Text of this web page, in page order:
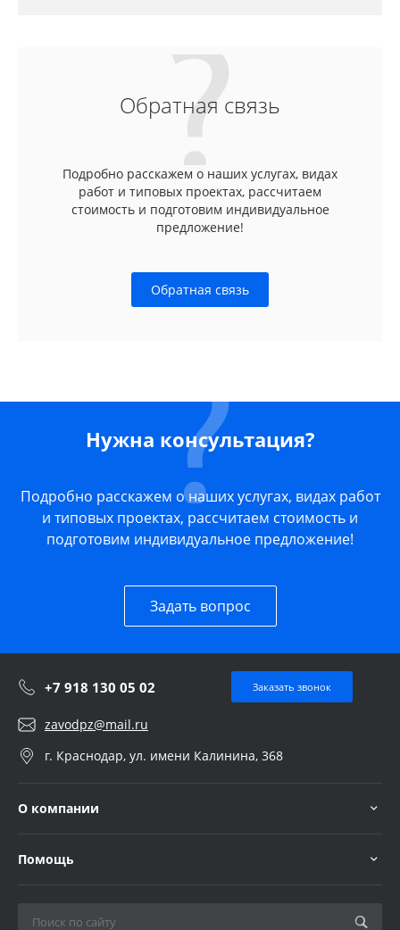
Обратная связь
Подробно расскажем о наших услугах, видах
работ и типовых проектах, рассчитаем
стоимость и подготовим индивидуальное
предложение!
Обратная связь
Нужна консультация?
Подробно расскажем о наших услугах, видах работ
и типовых проектах, рассчитаем стоимость и
подготовим индивидуальное предложение!
Задать вопрос
+7 918 130 05 02 Заказать звонок
zavodpz@mail.ru
г. Краснодар, ул. имени Калинина, 368
О компании
Помощь